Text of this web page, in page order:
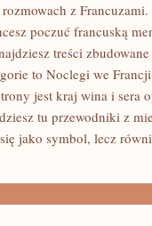
z Francuzami.
poczuć francuską
treści
to Noclegi we
jest kraj wina i sera
tu przewodniki z
jako symbol, lecz